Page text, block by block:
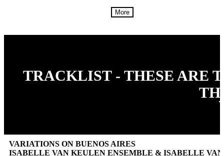
More
TRACKLIST - THESE ARE
VARIATIONS ON BUENOS AIRES
ISABELLE VAN KEULEN ENSEMBLE & ISABELLE